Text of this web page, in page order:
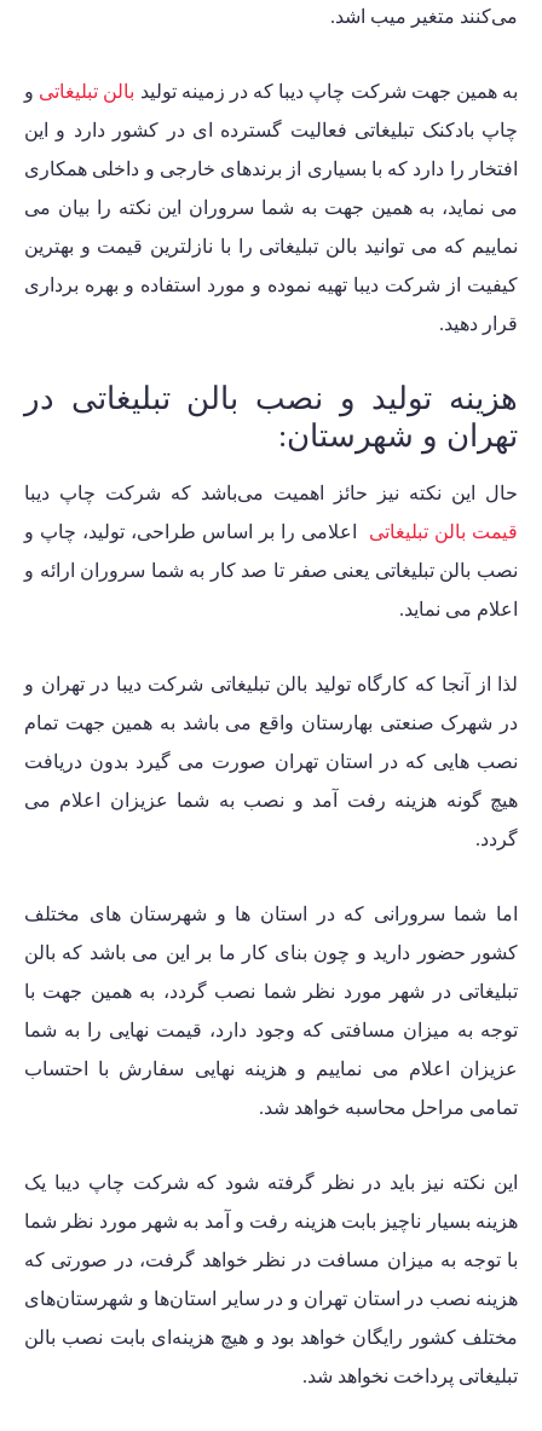
می‌کنند متغیر میب اشد.
به همین جهت شرکت چاپ دیبا که در زمینه تولید بالن تبلیغاتی و
چاپ بادکنک تبلیغاتی فعالیت گسترده ای در کشور دارد و این
افتخار را دارد که با بسیاری از برندهای خارجی و داخلی همکاری
می نماید، به همین جهت به شما سروران این نکته را بیان می
نماییم که می توانید بالن تبلیغاتی را با نازلترین قیمت و بهترین
کیفیت از شرکت دیبا تهیه نموده و مورد استفاده و بهره برداری
قرار دهید.
هزینه تولید و نصب بالن تبلیغاتی در
تهران و شهرستان:
حال این نکته نیز حائز اهمیت می‌باشد که شرکت چاپ دیبا
قیمت بالن تبلیغاتی اعلامی را بر اساس طراحی، تولید، چاپ و
نصب بالن تبلیغاتی یعنی صفر تا صد کار به شما سروران ارائه و
اعلام می نماید.
لذا از آنجا که کارگاه تولید بالن تبلیغاتی شرکت دیبا در تهران و
در شهرک صنعتی بهارستان واقع می باشد به همین جهت تمام
نصب هایی که در استان تهران صورت می گیرد بدون دریافت
هیچ گونه هزینه رفت آمد و نصب به شما عزیزان اعلام می
گردد.
اما شما سرورانی که در استان ها و شهرستان های مختلف
کشور حضور دارید و چون بنای کار ما بر این می باشد که بالن
تبلیغاتی در شهر مورد نظر شما نصب گردد، به همین جهت با
توجه به میزان مسافتی که وجود دارد، قیمت نهایی را به شما
عزیزان اعلام می نماییم و هزینه نهایی سفارش با احتساب
تمامی مراحل محاسبه خواهد شد.
این نکته نیز باید در نظر گرفته شود که شرکت چاپ دیبا یک
هزینه بسیار ناچیز بابت هزینه رفت و آمد به شهر مورد نظر شما
با توجه به میزان مسافت در نظر خواهد گرفت، در صورتی که
هزینه نصب در استان تهران و در سایر استان‌ها و شهرستان‌های
مختلف کشور رایگان خواهد بود و هیچ هزینه‌ای بابت نصب بالن
تبلیغاتی پرداخت نخواهد شد.